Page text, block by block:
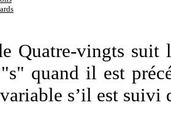
Quatre-vingts suit
quand il est
s’il est suivi